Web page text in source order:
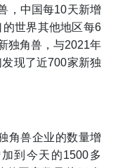
，中国每10天新增
世界其他地区每6
独角兽，与2021年
现了近700家新独
角兽企业的数量增
到今天的1500多